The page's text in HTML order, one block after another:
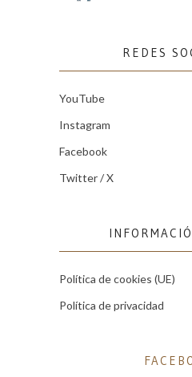
REDES
YouTube
Instagram
Facebook
Twitter / X
Política de cookies (UE)
Política de privacidad